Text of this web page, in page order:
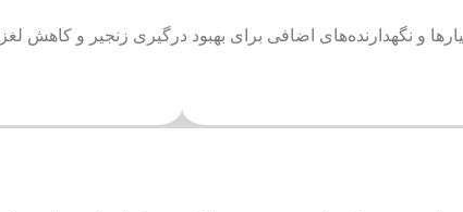
و نگهدارنده‌های اضافی برای بهبود درگیری زنجیر و کاهش